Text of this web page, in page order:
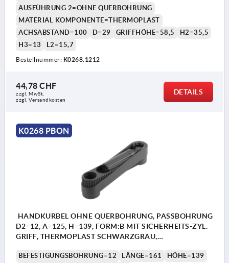
AUSFÜHRUNG 2=OHNE QUERBOHRUNG
MATERIAL KOMPONENTE=THERMOPLAST
ACHSABSTAND=100
D=29 GRIFFHÖHE=58,5
H2=35,5
H3=13
L2=15,7
Bestellnummer: K0268.1212
44,78 CHF
zzgl. MwSt.
zzgl. Versandkosten
DETAILS
K0268 PBON
HANDKURBEL OHNE QUERBOHRUNG, PASSBOHRUNG
D2=12, A=125, H=139, FORM:B MIT SICHERHEITS-ZYL.
GRIFF, THERMOPLAST SCHWARZGRAU,
BEFESTIGUNGSBOHRUNG=12 LÄNGE=161
HÖHE=139